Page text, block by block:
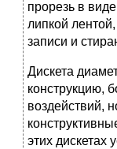
прорезь в
липкой
записи и
Дискета
конструкцию,
воздействий,
этих дискетах